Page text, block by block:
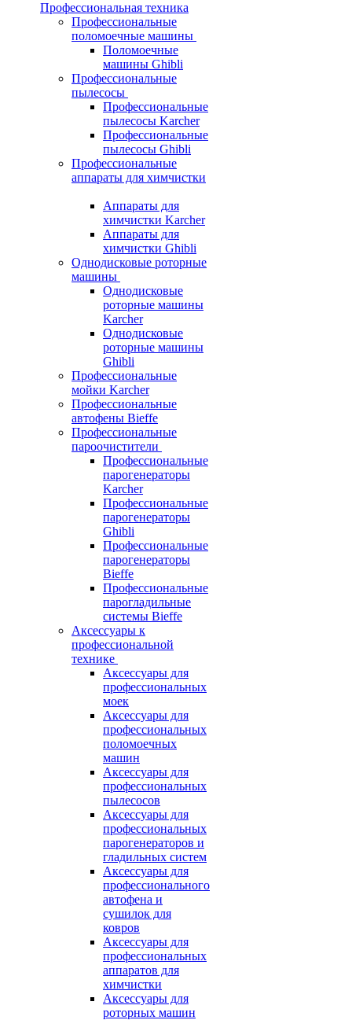
Профессиональная техника
Профессиональные
поломоечные машины
Поломоечные
машины Ghibli
Профессиональные
пылесосы
Профессиональные
пылесосы Karcher
Профессиональные
пылесосы Ghibli
Профессиональные
аппараты для химчистки
Аппараты для
химчистки Karcher
Аппараты для
химчистки Ghibli
Однодисковые роторные
машины
Однодисковые
роторные машины
Karcher
Однодисковые
роторные машины
Ghibli
Профессиональные
мойки Karcher
Профессиональные
автофены Bieffe
Профессиональные
пароочистители
Профессиональные
парогенераторы
Karcher
Профессиональные
парогенераторы
Ghibli
Профессиональные
парогенераторы
Bieffe
Профессиональные
парогладильные
системы Bieffe
Аксессуары к
профессиональной
технике
Аксессуары для
профессиональных
моек
Аксессуары для
профессиональных
поломоечных
машин
Аксессуары для
профессиональных
пылесосов
Аксессуары для
профессиональных
парогенераторов и
гладильных систем
Аксессуары для
профессионального
автофена и
сушилок для
ковров
Аксессуары для
профессиональных
аппаратов для
химчистки
Аксессуары для
роторных машин